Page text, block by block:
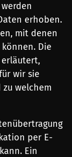
erhoben.
mit denen
Die
erläutert,
wir sie
welchem
per E-
Ein